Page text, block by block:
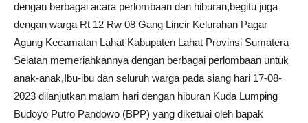
dengan berbagai acara perlombaan dan hiburan,begitu juga
dengan warga Rt 12 Rw 08 Gang Lincir Kelurahan Pagar
Agung Kecamatan Lahat Kabupaten Lahat Provinsi Sumatera
Selatan memeriahkannya dengan berbagai perlombaan untuk
anak-anak,Ibu-ibu dan seluruh warga pada siang hari 17-08-
2023 dilanjutkan malam hari dengan hiburan Kuda Lumping
Budoyo Putro Pandowo (BPP) yang diketuai oleh bapak